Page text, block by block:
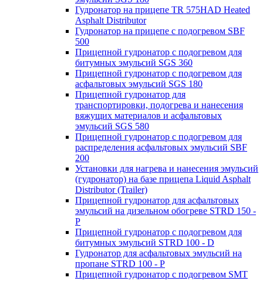
Гудронатор на прицепе TR 575HAD Heated
Asphalt Distributor
Гудронатор на прицепе с подогревом SBF
500
Прицепной гудронатор с подогревом для
битумных эмульсий SGS 360
Прицепной гудронатор с подогревом для
асфальтовых эмульсий SGS 180
Прицепной гудронатор для
транспортировки, подогрева и нанесения
вяжущих материалов и асфальтовых
эмульсий SGS 580
Прицепной гудронатор с подогревом для
распределения асфальтовых эмульсий SBF
200
Установки для нагрева и нанесения эмульсий
(гудронатор) на базе прицепа Liquid Asphalt
Distributor (Trailer)
Прицепной гудронатор для асфальтовых
эмульсий на дизельном обогреве STRD 150 -
Р
Прицепной гудронатор с подогревом для
битумных эмульсий STRD 100 - D
Гудронатор для асфальтовых эмульсий на
пропане STRD 100 - P
Прицепной гудронатор с подогревом SMT